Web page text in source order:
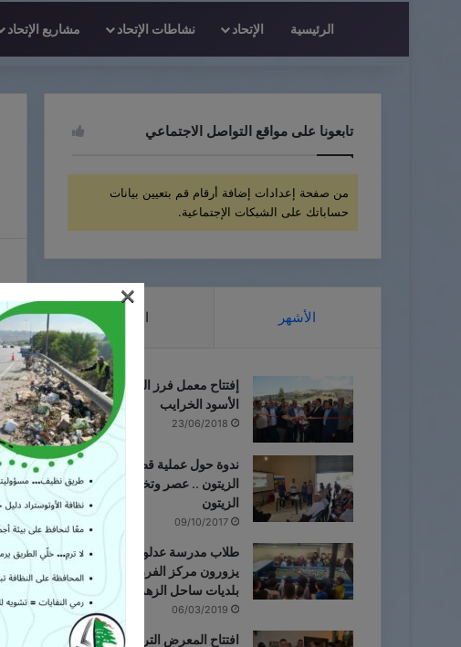
الرئيسية الإتحاد نشاطات الإتحاد مشاريع الإتحاد
تابعونا على مواقع التواصل الاجتماعي
من صفحة إعدادات إضافة أرقام قم بتعيين بيانات
حساباتك على الشبكات الإجتماعية.
الأشهر الأخيرة
إفتتاح معمل فرز النفايات في أبو
الأسود الخرايب
23/06/2018
ندوة حول عملية قطاف وجودة
الزيتون .. عصر وتخزين زيت
الزيتون
09/10/2017
طلاب مدرسة عدلون الرسمية
يزورون مركز الفرز التابع لإتحاد
بلديات ساحل الزهراني
06/03/2019
افتتاح المعرض التراثي الثقافي
×